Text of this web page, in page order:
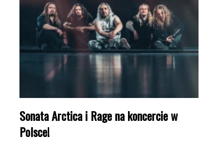
Sonata Arctica i Rage na koncercie w
Polsce!